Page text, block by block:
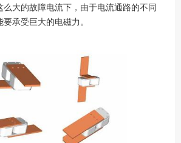
大的故障电流下，由于电流通路的不同
承受巨大的电磁力。